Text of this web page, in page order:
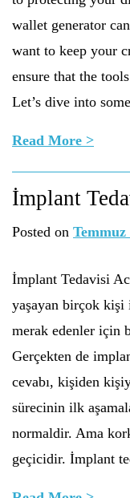
wallet generator
want to keep your
ensure that the
Let’s dive into
Read More >
İmplant
Posted on Temmuz
İmplant Tedavisi
yaşayan birçok kişi
merak edenler için
Gerçekten de
cevabı, kişiden
sürecinin ilk
normaldir. Ama
geçicidir. İmplant